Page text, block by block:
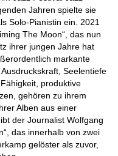
Jahren spielte sie
Solo-Pianistin ein. 2021
The Moon“, das nun
ihrer jungen Jahre hat
markante
Seelentiefe
produktive
gehören zu ihrem
Alben aus einer
der Journalist Wolfgang
das innerhalb von zwei
gelöster als zuvor,